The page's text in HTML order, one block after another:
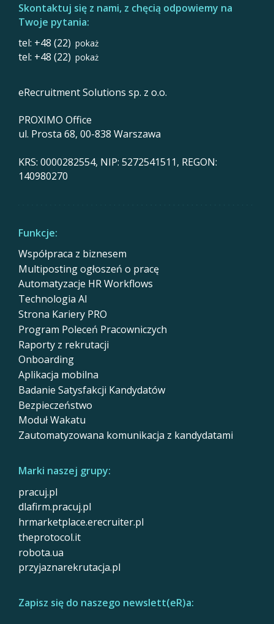
Skontaktuj się z nami, z chęcią odpowiemy na
Twoje pytania:
tel: +48 (22) pokaż
tel: +48 (22) pokaż
eRecruitment Solutions sp. z o.o.
PROXIMO Office
ul. Prosta 68, 00-838 Warszawa
KRS: 0000282554, NIP: 5272541511, REGON:
140980270
Funkcje:
Współpraca z biznesem
Multiposting ogłoszeń o pracę
Automatyzacje HR Workflows
Technologia AI
Strona Kariery PRO
Program Poleceń Pracowniczych
Raporty z rekrutacji
Onboarding
Aplikacja mobilna
Badanie Satysfakcji Kandydatów
Bezpieczeństwo
Moduł Wakatu
Zautomatyzowana komunikacja z kandydatami
Marki naszej grupy:
pracuj.pl
dlafirm.pracuj.pl
hrmarketplace.erecruiter.pl
theprotocol.it
robota.ua
przyjaznarekrutacja.pl
Zapisz się do naszego newslett(eR)a: